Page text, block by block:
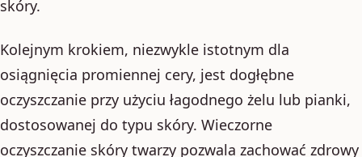
skóry.
Kolejnym krokiem, niezwykle istotnym dla
osiągnięcia promiennej cery, jest dogłębne
oczyszczanie przy użyciu łagodnego żelu lub pianki,
dostosowanej do typu skóry. Wieczorne
oczyszczanie skóry twarzy pozwala zachować zdrowy